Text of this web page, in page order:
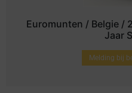
Euromunten / Belgie /
Jaar
Melding bij